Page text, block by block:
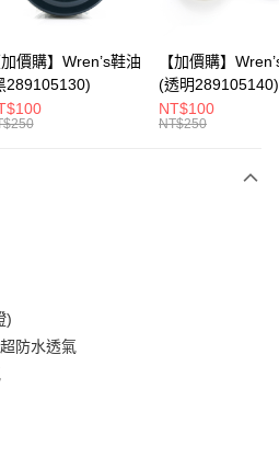
)免運費
)免運費
加價購】Wren’s鞋油
289105130)
【加價購】
(透明289105140)
NT$100
NT$250
)
防水透氣